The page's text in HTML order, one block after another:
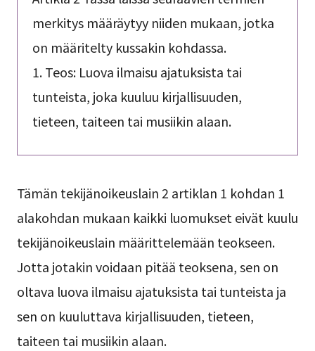
merkitys määräytyy niiden mukaan, jotka
on määritelty kussakin kohdassa.
1. Teos: Luova ilmaisu ajatuksista tai
tunteista, joka kuuluu kirjallisuuden,
tieteen, taiteen tai musiikin alaan.
Tämän tekijänoikeuslain 2 artiklan 1 kohdan 1
alakohdan mukaan kaikki luomukset eivät kuulu
tekijänoikeuslain määrittelemään teokseen.
Jotta jotakin voidaan pitää teoksena, sen on
oltava luova ilmaisu ajatuksista tai tunteista ja
sen on kuuluttava kirjallisuuden, tieteen,
taiteen tai musiikin alaan.